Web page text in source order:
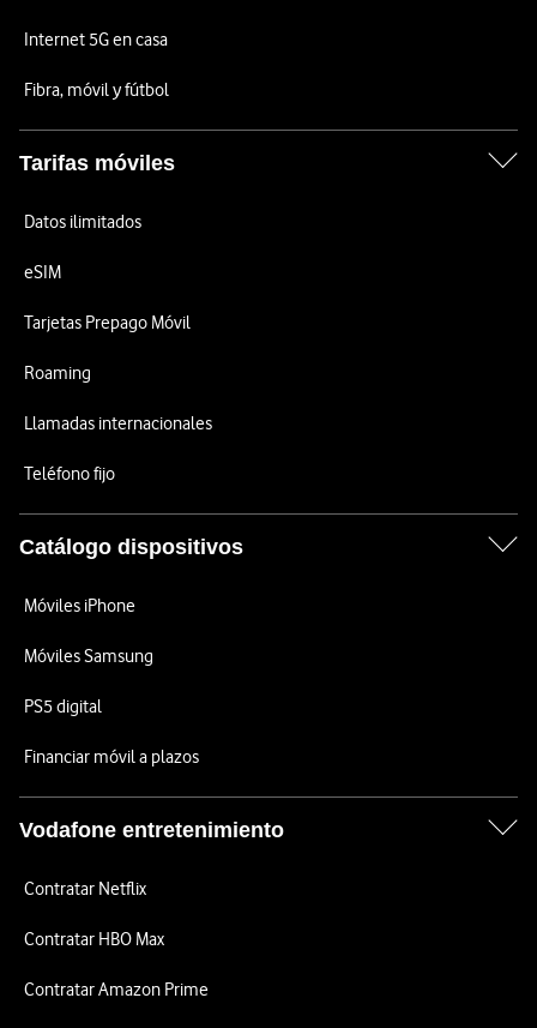
Internet 5G en casa
Fibra, móvil y fútbol
Tarifas móviles
Datos ilimitados
eSIM
Tarjetas Prepago Móvil
Roaming
Llamadas internacionales
Teléfono fijo
Catálogo dispositivos
Móviles iPhone
Móviles Samsung
PS5 digital
Financiar móvil a plazos
Vodafone entretenimiento
Contratar Netflix
Contratar HBO Max
Contratar Amazon Prime